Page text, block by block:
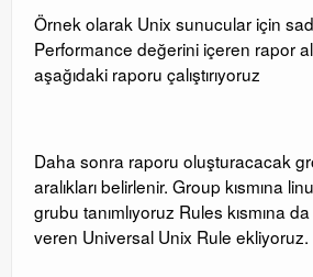
Örnek olarak Unix sunucular için
Performance değerini içeren rapor
aşağıdaki raporu çalıştırıyoruz
Daha sonra raporu oluşturacacak
aralıkları belirlenir. Group kısmına
grubu tanımlıyoruz Rules kısmına
veren Universal Unix Rule ekliyoruz.